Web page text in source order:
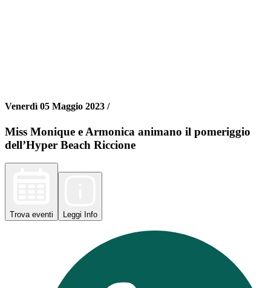
Venerdì 05 Maggio 2023 /
Miss Monique e Armonica animano il pomeriggio
dell’Hyper Beach Riccione
Trova eventi Leggi Info